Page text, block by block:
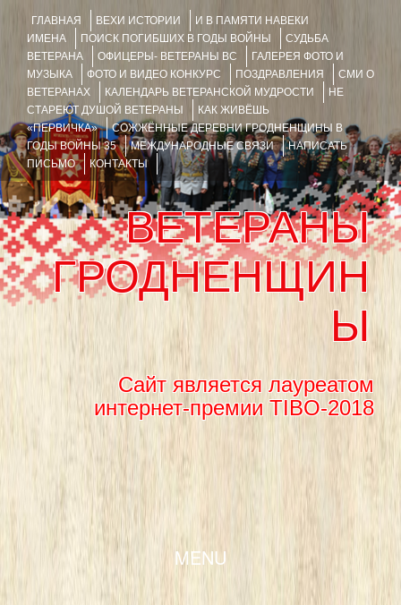
ГЛАВНАЯ ВЕХИ ИСТОРИИ
И В ПАМЯТИ НАВЕКИ
ИМЕНА
ПОИСК ПОГИБШИХ В ГОДЫ ВОЙНЫ
СУДЬБА
ВЕТЕРАНА
ОФИЦЕРЫ- ВЕТЕРАНЫ ВС
ГАЛЕРЕЯ ФОТО И
МУЗЫКА
ФОТО И ВИДЕО КОНКУРС ПОЗДРАВЛЕНИЯ
СМИ О
ВЕТЕРАНАХ
КАЛЕНДАРЬ ВЕТЕРАНСКОЙ МУДРОСТИ
НЕ
СТАРЕЮТ ДУШОЙ ВЕТЕРАНЫ
КАК ЖИВЁШЬ
«ПЕРВИЧКА»
СОЖЖЁННЫЕ ДЕРЕВНИ ГРОДНЕНЩИНЫ В
ГОДЫ ВОЙНЫ 35
МЕЖДУНАРОДНЫЕ СВЯЗИ
НАПИСАТЬ
ПИСЬМО
КОНТАКТЫ
ВЕТЕРАНЫ
ГРОДНЕНЩИН
Ы
Сайт является лауреатом
интернет-премии TIBO-2018
MENU
SKIP TO CONTENT